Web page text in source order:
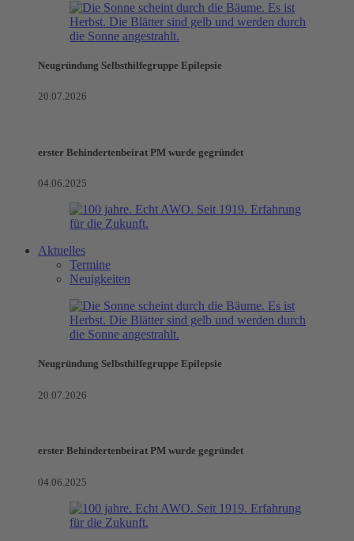
Neugründung Selbsthilfegruppe Epilepsie
20.07.2026
erster Behindertenbeirat PM wurde gegründet
04.06.2025
Aktuelles
Termine
Neuigkeiten
Neugründung Selbsthilfegruppe Epilepsie
20.07.2026
erster Behindertenbeirat PM wurde gegründet
04.06.2025